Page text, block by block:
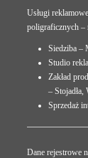
Usługi
poligraficznych –
Siedziba –
Studio
Zakład
– Stojadła,
Sprzedaż
Dane rejestrowe